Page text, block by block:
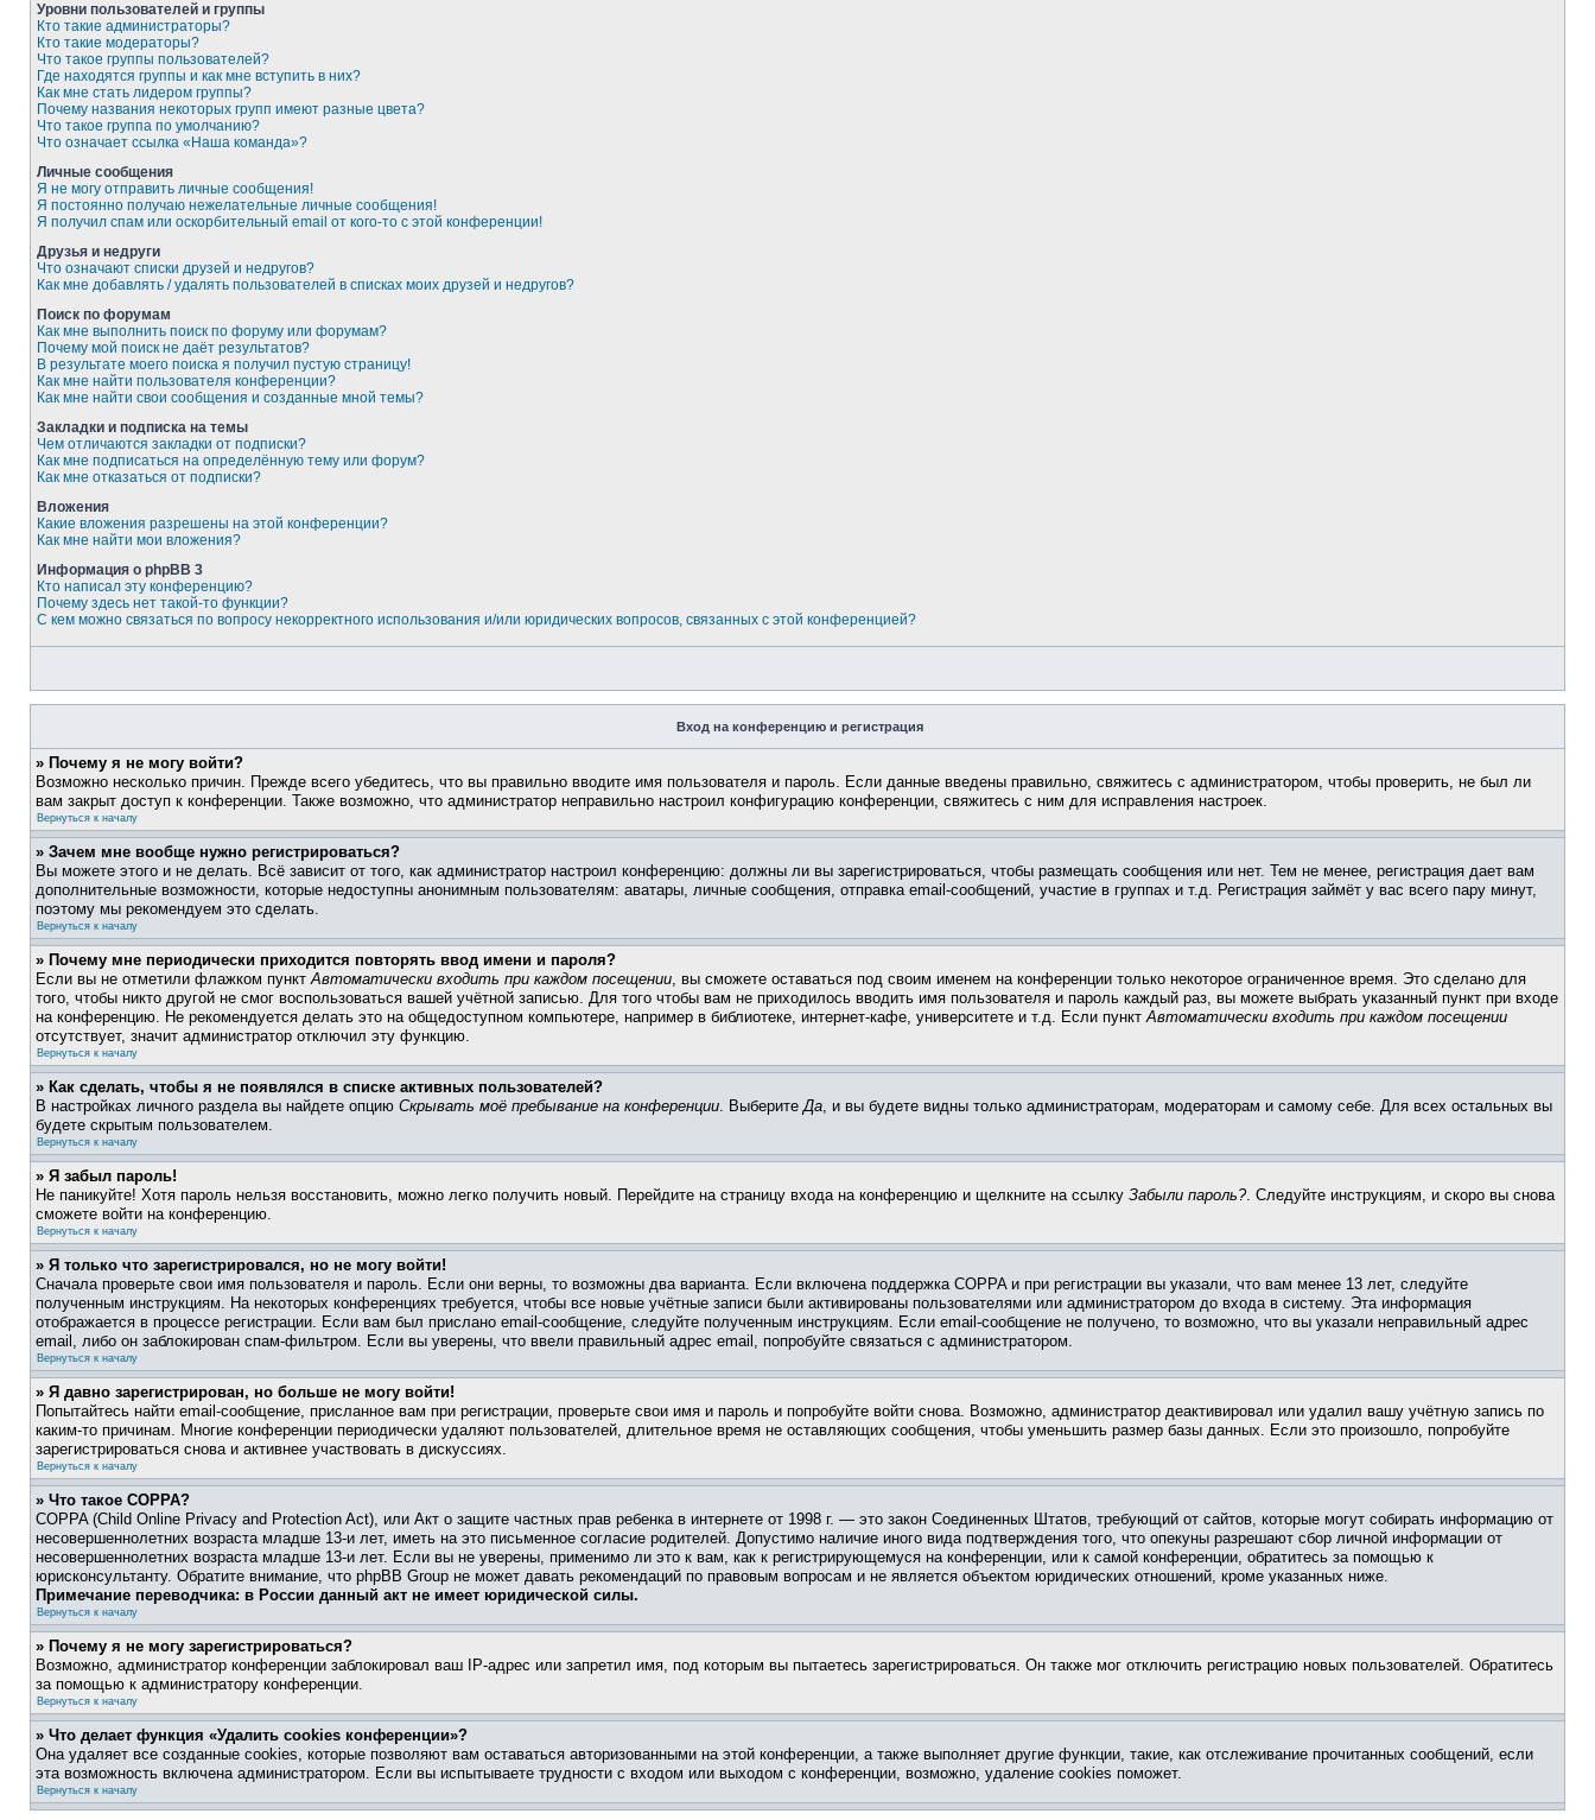
Уровни пользователей и группы
Кто такие администраторы?
Кто такие модераторы?
Что такое группы пользователей?
Где находятся группы и как мне вступить в них?
Как мне стать лидером группы?
Почему названия некоторых групп имеют разные цвета?
Что такое группа по умолчанию?
Что означает ссылка «Наша команда»?
Личные сообщения
Я не могу отправить личные сообщения!
Я постоянно получаю нежелательные личные сообщения!
Я получил спам или оскорбительный email от кого-то с этой конференции!
Друзья и недруги
Что означают списки друзей и недругов?
Как мне добавлять / удалять пользователей в списках моих друзей и недругов?
Поиск по форумам
Как мне выполнить поиск по форуму или форумам?
Почему мой поиск не даёт результатов?
В результате моего поиска я получил пустую страницу!
Как мне найти пользователя конференции?
Как мне найти свои сообщения и созданные мной темы?
Закладки и подписка на темы
Чем отличаются закладки от подписки?
Как мне подписаться на определённую тему или форум?
Как мне отказаться от подписки?
Вложения
Какие вложения разрешены на этой конференции?
Как мне найти мои вложения?
Информация о phpBB 3
Кто написал эту конференцию?
Почему здесь нет такой-то функции?
С кем можно связаться по вопросу некорректного использования и/или юридических вопросов, связанных с этой конференцией?
Вход на конференцию и регистрация
» Почему я не могу войти?
Возможно несколько причин. Прежде всего убедитесь, что вы правильно вводите имя пользователя и пароль. Если данные введены правильно, свяжитесь с администратором, чтобы проверить, не был ли
вам закрыт доступ к конференции. Также возможно, что администратор неправильно настроил конфигурацию конференции, свяжитесь с ним для исправления настроек.
Вернуться к началу
» Зачем мне вообще нужно регистрироваться?
Вы можете этого и не делать. Всё зависит от того, как администратор настроил конференцию: должны ли вы зарегистрироваться, чтобы размещать сообщения или нет. Тем не менее, регистрация дает вам
дополнительные возможности, которые недоступны анонимным пользователям: аватары, личные сообщения, отправка email-сообщений, участие в группах и т.д. Регистрация займёт у вас всего пару минут,
поэтому мы рекомендуем это сделать.
Вернуться к началу
» Почему мне периодически приходится повторять ввод имени и пароля?
Если вы не отметили флажком пунктАвтоматически входить при каждом посещении, вы сможете оставаться под своим именем на конференции только некоторое ограниченное время. Это сделано для
того, чтобы никто другой не смог воспользоваться вашей учётной записью. Для того чтобы вам не приходилось вводить имя пользователя и пароль каждый раз, вы можете выбрать указанный пункт при входе
на конференцию. Не рекомендуется делать это на общедоступном компьютере, например в библиотеке, интернет-кафе, университете и т.д. Если пунктАвтоматически входить при каждом посещении
отсутствует, значит администратор отключил эту функцию.
Вернуться к началу
» Как сделать, чтобы я не появлялся в списке активных пользователей?
В настройках личного раздела вы найдете опцию Скрывать моё пребывание на конференции. ВыберитеДа, и вы будете видны только администраторам, модераторам и самому себе. Для всех остальных вы
будете скрытым пользователем.
Вернуться к началу
» Я забыл пароль!
Не паникуйте! Хотя пароль нельзя восстановить, можно легко получить новый. Перейдите на страницу входа на конференцию и щелкните на ссылку Забыли пароль?. Следуйте инструкциям, и скоро вы снова
сможете войти на конференцию.
Вернуться к началу
» Я только что зарегистрировался, но не могу войти!
Сначала проверьте свои имя пользователя и пароль. Если они верны, то возможны два варианта. Если включена поддержка COPPA и при регистрации вы указали, что вам менее 13 лет, следуйте
полученным инструкциям. На некоторых конференциях требуется, чтобы все новые учётные записи были активированы пользователями или администратором до входа в систему. Эта информация
отображается в процессе регистрации. Если вам был прислано email-сообщение, следуйте полученным инструкциям. Если email-сообщение не получено, то возможно, что вы указали неправильный адрес
email, либо он заблокирован спам-фильтром. Если вы уверены, что ввели правильный адрес email, попробуйте связаться с администратором.
Вернуться к началу
» Я давно зарегистрирован, но больше не могу войти!
Попытайтесь найти email-сообщение, присланное вам при регистрации, проверьте свои имя и пароль и попробуйте войти снова. Возможно, администратор деактивировал или удалил вашу учётную запись по
каким-то причинам. Многие конференции периодически удаляют пользователей, длительное время не оставляющих сообщения, чтобы уменьшить размер базы данных. Если это произошло, попробуйте
зарегистрироваться снова и активнее участвовать в дискуссиях.
Вернуться к началу
» Что такое COPPA?
COPPA (Child Online Privacy and Protection Act), или Акт о защите частных прав ребенка в интернете от 1998 г. — это закон Соединенных Штатов, требующий от сайтов, которые могут собирать информацию от
несовершеннолетних возраста младше 13-и лет, иметь на это письменное согласие родителей. Допустимо наличие иного вида подтверждения того, что опекуны разрешают сбор личной информации от
несовершеннолетних возраста младше 13-и лет. Если вы не уверены, применимо ли это к вам, как к регистрирующемуся на конференции, или к самой конференции, обратитесь за помощью к
юрисконсультанту. Обратите внимание, что phpBB Group не может давать рекомендаций по правовым вопросам и не является объектом юридических отношений, кроме указанных ниже.
Примечание переводчика: в России данный акт не имеет юридической силы.
Вернуться к началу
» Почему я не могу зарегистрироваться?
Возможно, администратор конференции заблокировал ваш IP-адрес или запретил имя, под которым вы пытаетесь зарегистрироваться. Он также мог отключить регистрацию новых пользователей. Обратитесь
за помощью к администратору конференции.
Вернуться к началу
» Что делает функция «Удалить cookies конференции»?
Она удаляет все созданные cookies, которые позволяют вам оставаться авторизованными на этой конференции, а также выполняет другие функции, такие, как отслеживание прочитанных сообщений, если
эта возможность включена администратором. Если вы испытываете трудности с входом или выходом с конференции, возможно, удаление cookies поможет.
Вернуться к началу